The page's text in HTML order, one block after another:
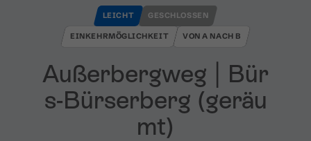
Außerbergweg ​|​ Bür
s​-​Bürserberg ​(​geräu
mt​)​
LEICHT GESCHLOSSEN
EINKEHRMÖGLICHKEIT VON A NACH B